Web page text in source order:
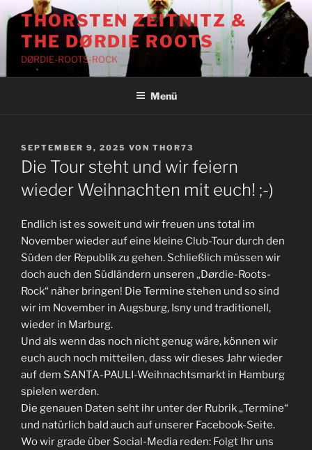
Inhalt
springen
THORSTEN ZEITNITZ &
THE DØRDIE ROOTS
DØRDIE-ROOTS-ROCK
Menü
VERÖFFENTLICHT
AM
SEPTEMBER 9, 2025 VON THOR73
Die Tour steht und wir feiern
wieder Weihnachten mit euch! ;-)
Endlich ist es soweit und wir freuen uns total im
November wieder auf eine kleine Club-Tour durch den
Süden der Republik zu gehen. Schließlich müssen wir
doch auch den Südländern unseren „Dørdie-Roots-
Rock“ näher bringen! Die Termine stehen und so sind
wir im November in Augsburg, Isny und traditionell,
wieder in Marburg.
Und als wenn das noch nicht genug wäre, können wir
euch auch noch mitteilen, dass wir dieses Jahr wieder
auf dem SANTA-PAULI-Weihnachtsmarkt in Hamburg
spielen werden.
Die genauen Daten seht ihr unter der Rubrik „Termine“
und natürlich bald auch auf unserer Facebook-Seite.
Wo wir grade über Social-Media reden: Folgt Ihr uns